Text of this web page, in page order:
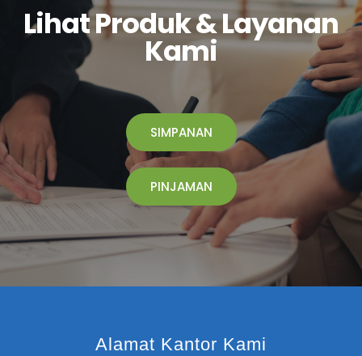
Lihat Produk & Layanan
Kami
SIMPANAN
PINJAMAN
Alamat Kantor Kami